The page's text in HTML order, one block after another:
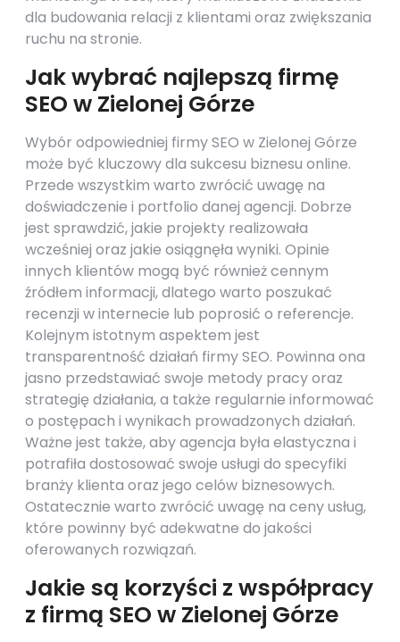
dla budowania relacji z klientami oraz zwiększania
ruchu na stronie.
Jak wybrać najlepszą firmę
SEO w Zielonej Górze
Wybór odpowiedniej firmy SEO w Zielonej Górze
może być kluczowy dla sukcesu biznesu online.
Przede wszystkim warto zwrócić uwagę na
doświadczenie i portfolio danej agencji. Dobrze
jest sprawdzić, jakie projekty realizowała
wcześniej oraz jakie osiągnęła wyniki. Opinie
innych klientów mogą być również cennym
źródłem informacji, dlatego warto poszukać
recenzji w internecie lub poprosić o referencje.
Kolejnym istotnym aspektem jest
transparentność działań firmy SEO. Powinna ona
jasno przedstawiać swoje metody pracy oraz
strategię działania, a także regularnie informować
o postępach i wynikach prowadzonych działań.
Ważne jest także, aby agencja była elastyczna i
potrafiła dostosować swoje usługi do specyfiki
branży klienta oraz jego celów biznesowych.
Ostatecznie warto zwrócić uwagę na ceny usług,
które powinny być adekwatne do jakości
oferowanych rozwiązań.
Jakie są korzyści z współpracy
z firmą SEO w Zielonej Górze